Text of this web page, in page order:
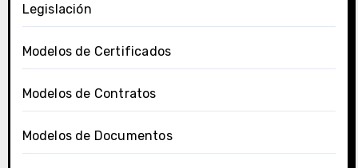
Legislación
Modelos de Certificados
Modelos de Contratos
Modelos de Documentos